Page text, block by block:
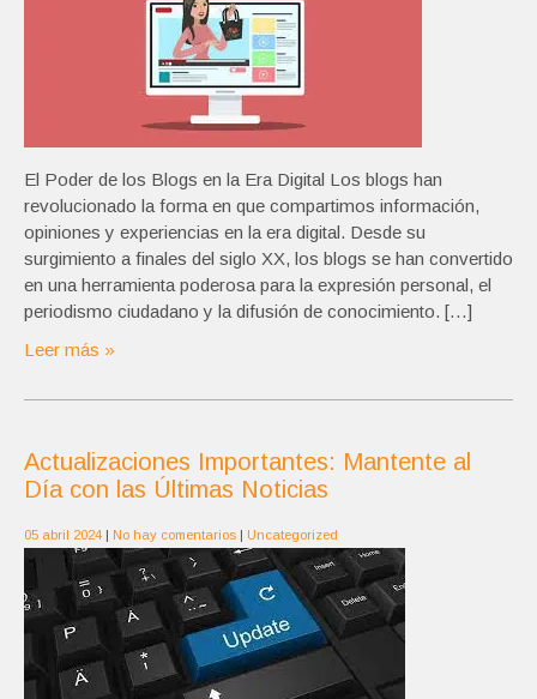
El Poder de los Blogs en la Era Digital Los blogs han
revolucionado la forma en que compartimos información,
opiniones y experiencias en la era digital. Desde su
surgimiento a finales del siglo XX, los blogs se han convertido
en una herramienta poderosa para la expresión personal, el
periodismo ciudadano y la difusión de conocimiento. […]
Leer más »
Actualizaciones Importantes: Mantente al
Día con las Últimas Noticias
05 abril 2024 | No hay comentarios | Uncategorized